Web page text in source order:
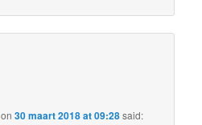
on30 maart 2018 at 09:28said: